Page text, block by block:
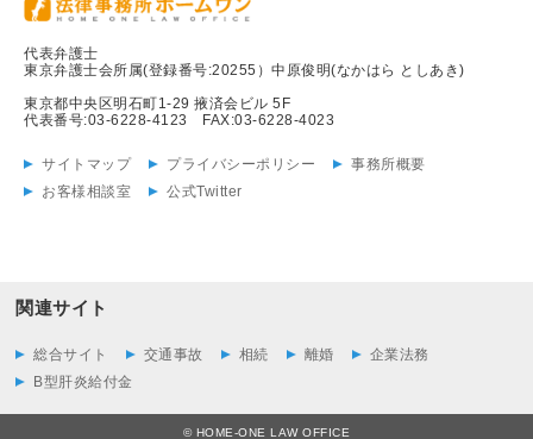
代表弁護士
東京弁護士会所属(登録番号:20255）中原俊明(なかはら としあき)
東京都中央区明石町1-29 掖済会ビル 5F
代表番号:03-6228-4123 FAX:03-6228-4023
サイトマップ プライバシーポリシー
事務所概要
お客様相談室
公式Twitter
関連サイト
総合サイト 交通事故 相続 離婚
企業法務
B型肝炎給付金
© HOME-ONE LAW OFFICE